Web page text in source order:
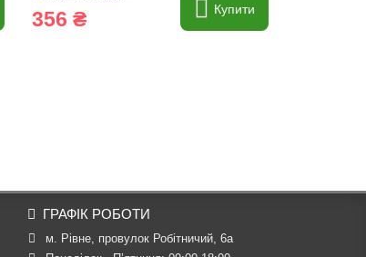
356 ₴ Купити
ГРАФІК РОБОТИ
м. Рівне, провулок Робітничий, 6а